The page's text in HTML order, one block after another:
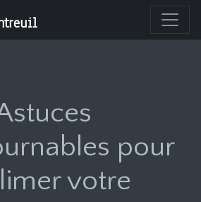
pour
votre